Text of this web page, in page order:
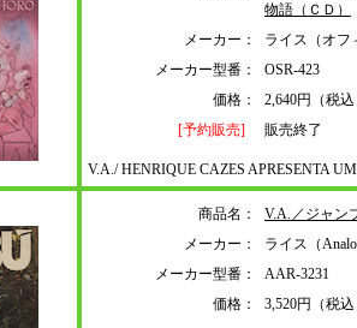
物語（ＣＤ）
メーカー：
ライス（オフ
メーカー型番：
OSR-423
価格：
2,640円（税込
[予約販売]
販売終了
V.A./ HENRIQUE CAZES APRESENTA
商品名：
V.A.／ジャン
メーカー：
ライス（
メーカー型番：
AAR-3231
価格：
3,520円（税込